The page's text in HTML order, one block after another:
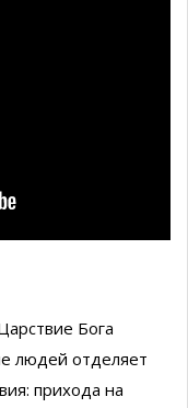
Бога
людей отделяет
прихода на